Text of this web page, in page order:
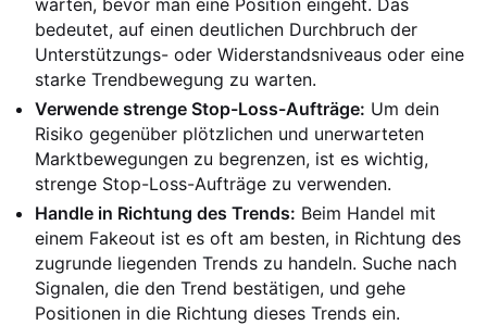
warten, bevor man eine Position eingeht. Das
bedeutet, auf einen deutlichen Durchbruch der
Unterstützungs- oder Widerstandsniveaus oder eine
starke Trendbewegung zu warten.
Verwende strenge Stop-Loss-Aufträge: Um dein
Risiko gegenüber plötzlichen und unerwarteten
Marktbewegungen zu begrenzen, ist es wichtig,
strenge Stop-Loss-Aufträge zu verwenden.
Handle in Richtung des Trends: Beim Handel mit
einem Fakeout ist es oft am besten, in Richtung des
zugrunde liegenden Trends zu handeln. Suche nach
Signalen, die den Trend bestätigen, und gehe
Positionen in die Richtung dieses Trends ein.